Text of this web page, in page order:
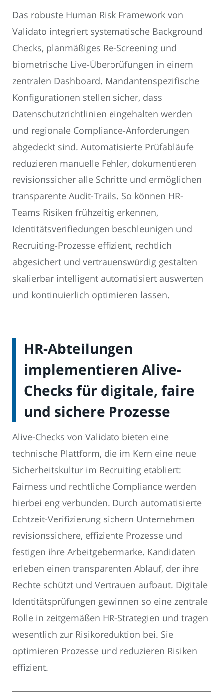
Das robuste Human Risk Framework von
Validato integriert systematische Background
Checks, planmäßiges Re-Screening und
biometrische Live-Überprüfungen in einem
zentralen Dashboard. Mandantenspezifische
Konfigurationen stellen sicher, dass
Datenschutzrichtlinien eingehalten werden
und regionale Compliance-Anforderungen
abgedeckt sind. Automatisierte Prüfabläufe
reduzieren manuelle Fehler, dokumentieren
revisionssicher alle Schritte und ermöglichen
transparente Audit-Trails. So können HR-
Teams Risiken frühzeitig erkennen,
Identitätsverifiedungen beschleunigen und
Recruiting-Prozesse effizient, rechtlich
abgesichert und vertrauenswürdig gestalten
skalierbar intelligent automatisiert auswerten
und kontinuierlich optimieren lassen.
HR-Abteilungen
implementieren Alive-
Checks für digitale, faire
und sichere Prozesse
Alive-Checks von Validato bieten eine
technische Plattform, die im Kern eine neue
Sicherheitskultur im Recruiting etabliert:
Fairness und rechtliche Compliance werden
hierbei eng verbunden. Durch automatisierte
Echtzeit-Verifizierung sichern Unternehmen
revisionssichere, effiziente Prozesse und
festigen ihre Arbeitgebermarke. Kandidaten
erleben einen transparenten Ablauf, der ihre
Rechte schützt und Vertrauen aufbaut. Digitale
Identitätsprüfungen gewinnen so eine zentrale
Rolle in zeitgemäßen HR-Strategien und tragen
wesentlich zur Risikoreduktion bei. Sie
optimieren Prozesse und reduzieren Risiken
effizient.